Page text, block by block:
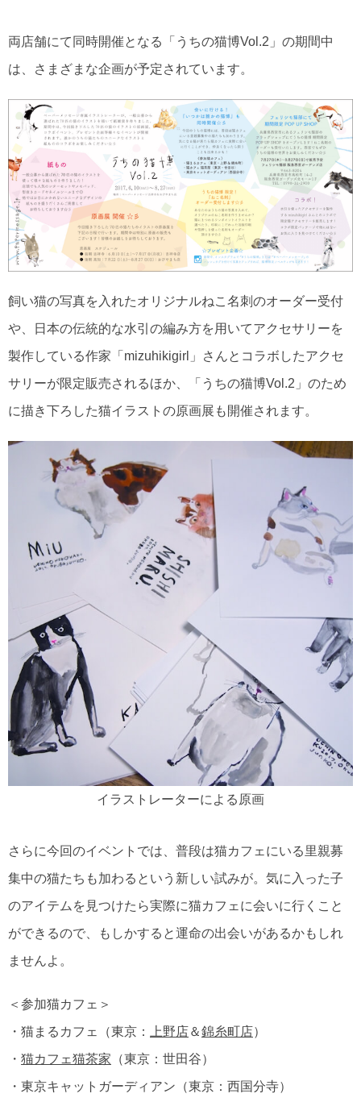
両店舗にて同時開催となる「うちの猫博Vol.2」の期間中
は、さまざまな企画が予定されています。
飼い猫の写真を入れたオリジナルねこ名刺のオーダー受付
や、日本の伝統的な水引の編み方を用いてアクセサリーを
製作している作家「mizuhikigirl」さんとコラボしたアクセ
サリーが限定販売されるほか、「うちの猫博Vol.2」のため
に描き下ろした猫イラストの原画展も開催されます。
イラストレーターによる原画
さらに今回のイベントでは、普段は猫カフェにいる里親募
集中の猫たちも加わるという新しい試みが。気に入った子
のアイテムを見つけたら実際に猫カフェに会いに行くこと
ができるので、もしかすると運命の出会いがあるかもしれ
ませんよ。
＜参加猫カフェ＞
・猫まるカフェ（東京：
上野店＆錦糸町店）
・ 猫カフェ猫茶家 （東京：世田谷）
・東京キャットガーディアン（東京：西国分寺）